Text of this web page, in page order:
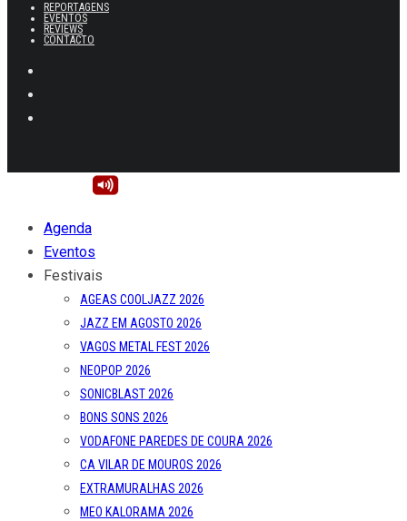
REPORTAGENS
EVENTOS
REVIEWS
CONTACTO
Agenda
Eventos
Festivais
AGEAS COOLJAZZ 2026
JAZZ EM AGOSTO 2026
VAGOS METAL FEST 2026
NEOPOP 2026
SONICBLAST 2026
BONS SONS 2026
VODAFONE PAREDES DE COURA 2026
CA VILAR DE MOUROS 2026
EXTRAMURALHAS 2026
MEO KALORAMA 2026